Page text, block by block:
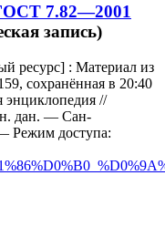
7.82—2001
запись)
ресурс] : Материал из
сохранённая в 20:40
//
дан. — Сан-
Режим доступа: